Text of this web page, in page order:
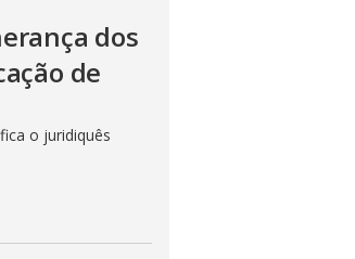
dos
de
o juridiquês